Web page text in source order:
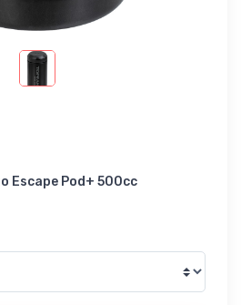
Pod+ 500cc